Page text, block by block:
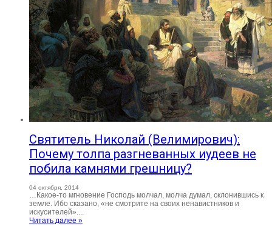
Святитель Николай (Велимирович):
Почему толпа разгневанных иудеев не
побила камнями грешницу?
04 октября, 2014
…Какое-то мгновение Господь молчал, молча думал, склонившись к
земле. Ибо сказано, «не смотрите на своих ненавистников и
искусителей»....
Читать далее »